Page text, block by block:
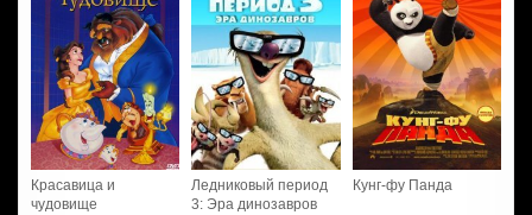
Красавица и
чудовище
Ледниковый период
3: Эра динозавров
Кунг-фу Панда